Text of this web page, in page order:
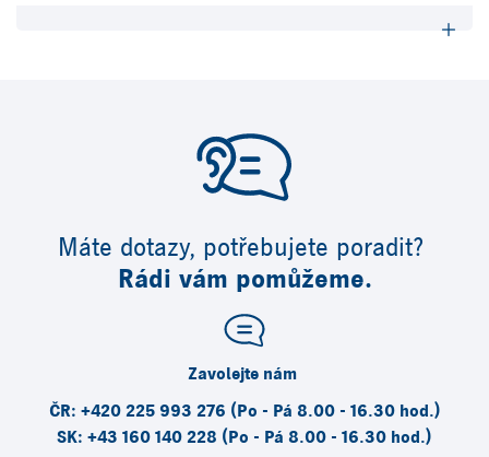
Máte dotazy, potřebujete poradit?
Rádi vám pomůžeme.
Zavolejte nám
ČR: +420 225 993 276 (Po - Pá 8.00 - 16.30 hod.)
SK: +43 160 140 228 (Po - Pá 8.00 - 16.30 hod.)